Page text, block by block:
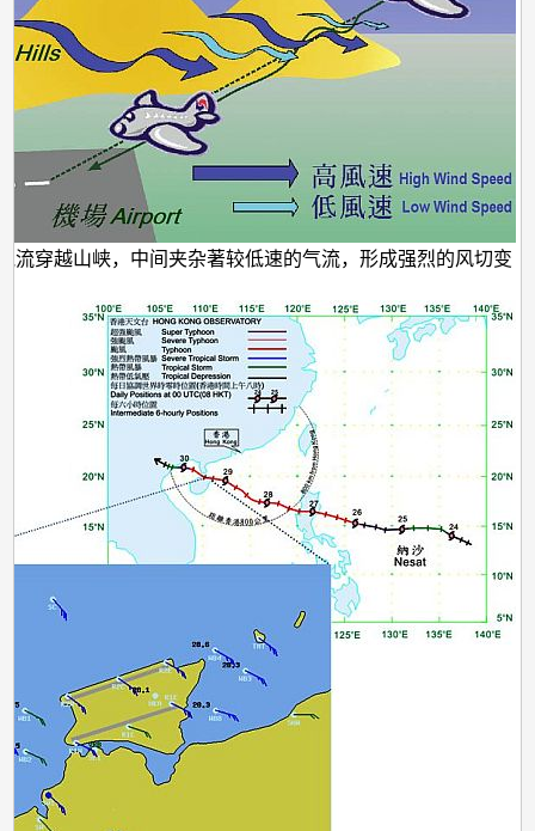
流穿越山峡，中间夹杂著较低速的气流，形成强烈的风切变